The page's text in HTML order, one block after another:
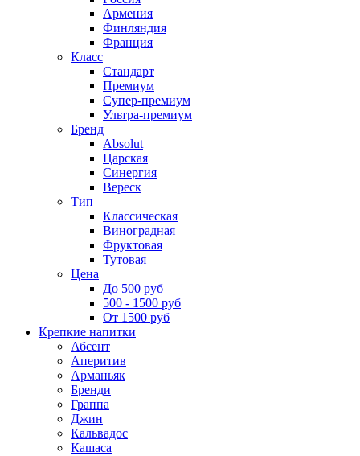
Армения
Финляндия
Франция
Класс
Стандарт
Премиум
Супер-премиум
Ультра-премиум
Бренд
Absolut
Царская
Синергия
Вереск
Тип
Классическая
Виноградная
Фруктовая
Тутовая
Цена
До 500 руб
500 - 1500 руб
От 1500 руб
Крепкие напитки
Абсент
Аперитив
Арманьяк
Бренди
Граппа
Джин
Кальвадос
Кашаса